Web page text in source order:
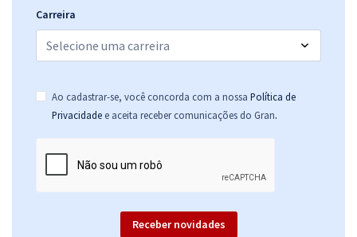
Carreira
Ao cadastrar-se, você concorda com a nossa Política de
Privacidade e aceita receber comunicações do Gran.
Receber novidades